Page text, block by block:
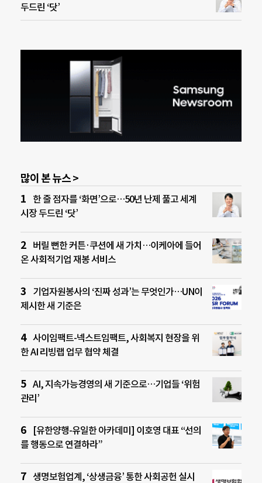
두드린 ‘닷’
많이 본 뉴스 >
한 줄 점자를 ‘화면’으로…50년 난제 풀고 세계
시장 두드린 ‘닷’
버릴 뻔한 커튼·쿠션에 새 가치…이케아에 들어
온 사회적기업 재봉 서비스
기업자원봉사의 ‘진짜 성과’는 무엇인가…UN이
제시한 새 기준은
사이임팩트-넥스트임팩트, 사회복지 현장을 위
한 AI 리빙랩 업무 협약 체결
AI, 지속가능경영의 새 기준으로…기업들 ‘위험
관리’
[유한양행-유일한 아카데미] 이호영 대표 “선의
를 행동으로 연결하라”
생명보험업계, ‘상생금융’ 통한 사회공헌 실시